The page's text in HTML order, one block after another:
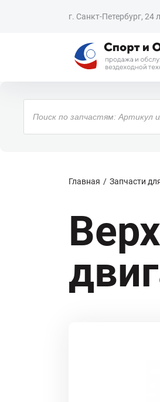
г. Санкт-Петербург, 24
Поиск
товаров
Главная Запчасти